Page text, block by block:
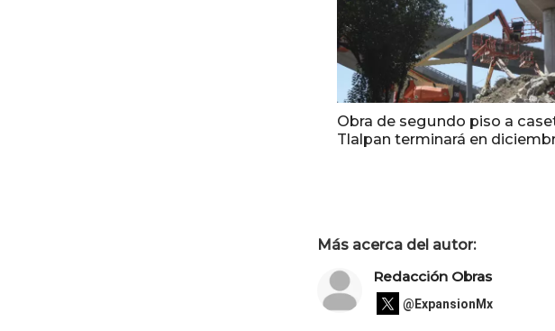
Obra de segundo piso a
Tlalpan terminará en
Más acerca del autor:
Redacción Obras
@ExpansionMx